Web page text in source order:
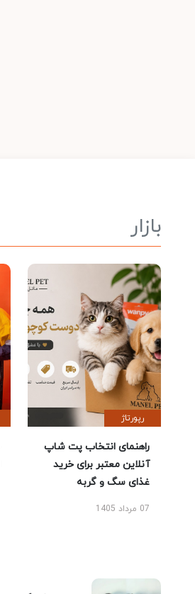
بازار
رپورتاژ
راهنمای انتخاب پت شاپ
آنلاین معتبر برای خرید
غذای سگ و گربه
07 مرداد 1405